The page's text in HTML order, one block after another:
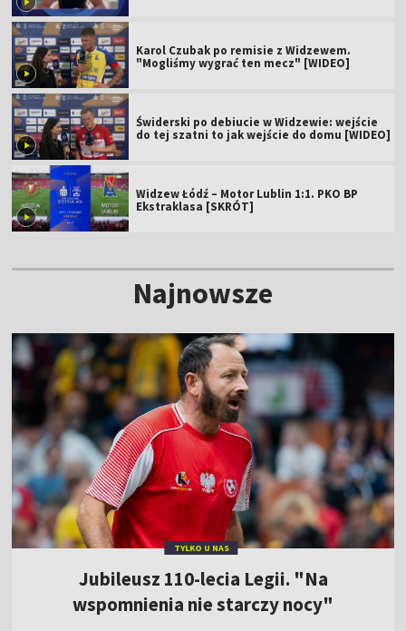
Karol Czubak po remisie z Widzewem.
"Mogliśmy wygrać ten mecz" [WIDEO]
Świderski po debiucie w Widzewie: wejście
do tej szatni to jak wejście do domu [WIDEO]
Widzew Łódź – Motor Lublin 1:1. PKO BP
Ekstraklasa [SKRÓT]
Najnowsze
TYLKO U NAS
Jubileusz 110-lecia Legii. "Na
wspomnienia nie starczy nocy"